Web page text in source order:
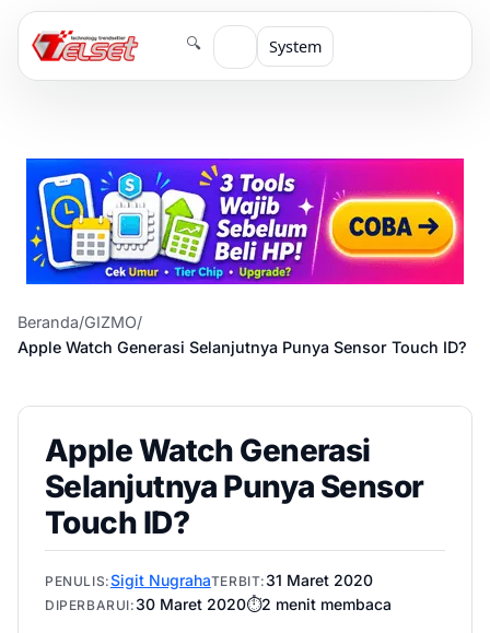
🔍 System
Beranda/GIZMO/
Apple Watch Generasi Selanjutnya Punya Sensor Touch ID?
Apple Watch Generasi
Selanjutnya Punya Sensor
Touch ID?
PENULIS:Sigit NugrahaTERBIT: 31 Maret 2020
DIPERBARUI: 30 Maret 2020⏱️2 menit membaca